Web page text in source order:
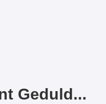
Geduld...